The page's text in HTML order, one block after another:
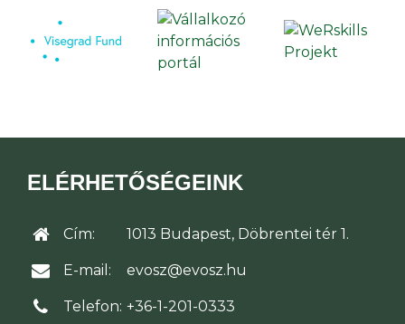
ELÉRHETŐSÉGEINK
Cím: 1013 Budapest, Döbrentei tér 1.
E-mail: evosz@evosz.hu
Telefon: +36-1-201-0333